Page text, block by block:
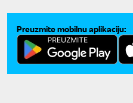
Preuzmite mobilnu aplikaciju: